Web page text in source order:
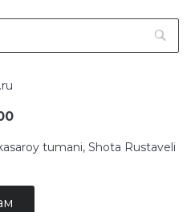
tumani, Shota Rustaveli